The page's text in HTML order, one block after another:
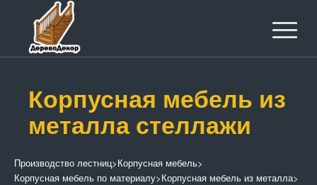
Корпусная мебель из
металла стеллажи
Производство лестниц>Корпусная мебель>
Корпусная мебель по материалу>Корпусная мебель из металла>